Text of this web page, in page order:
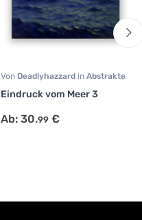
Von Deadlyhazzard in Abstrakte
Kunst
Eindruck vom Meer 3
Ab: 30.99 €